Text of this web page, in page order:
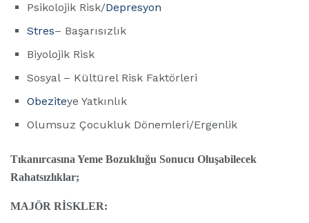
Psikolojik Risk/Depresyon
Stres– Başarısızlık
Biyolojik Risk
Sosyal – Kültürel Risk Faktörleri
Obeziteye Yatkınlık
Olumsuz Çocukluk Dönemleri/Ergenlik
Tıkanırcasına Yeme Bozukluğu Sonucu Oluşabilecek
Rahatsızlıklar;
MAJÖR RİSKLER: